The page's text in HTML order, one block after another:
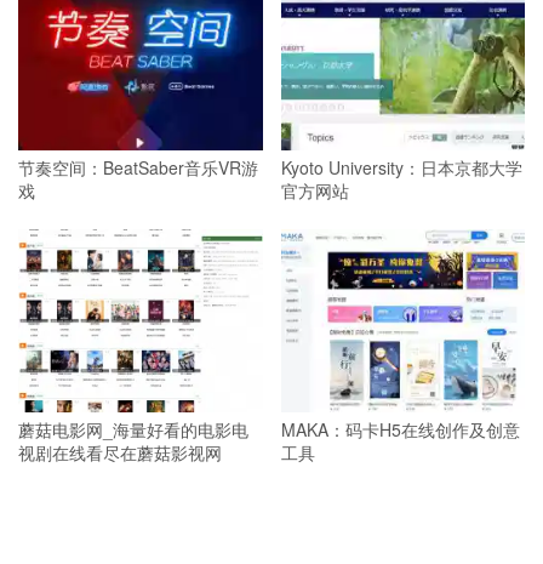
节奏空间：BeatSaber音乐VR游
戏
Kyoto University：日本京都大学
官方网站
蘑菇电影网_海量好看的电影电
视剧在线看尽在蘑菇影视网
MAKA：码卡H5在线创作及创意
工具